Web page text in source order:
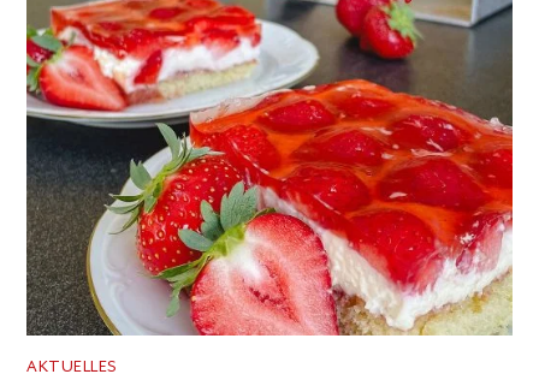
AKTUELLES